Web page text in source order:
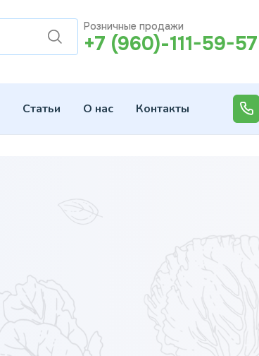
Розничные продажи
+7 (960)-111-59-57
Статьи О нас Контакты